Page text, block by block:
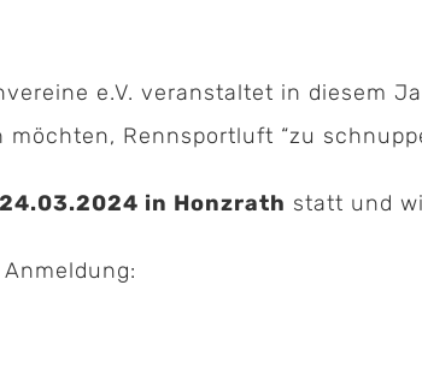
e.V. veranstaltet in diesem
Rennsportluft “zu
in Honzrath statt und